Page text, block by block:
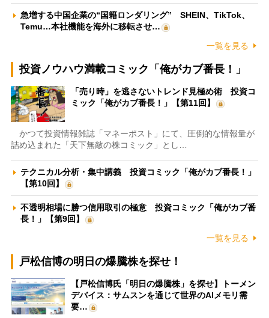
急増する中国企業の“国籍ロンダリング” SHEIN、TikTok、
Temu…本社機能を海外に移転させ…
一覧を見る
投資ノウハウ満載コミック「俺がカブ番長！」
「売り時」を逃さないトレンド見極め術 投資コ
ミック「俺がカブ番長！」【第11回】
かつて投資情報雑誌「マネーポスト」にて、圧倒的な情報量が
詰め込まれた「天下無敵の株コミック」とし…
テクニカル分析・集中講義 投資コミック「俺がカブ番長！」
【第10回】
不透明相場に勝つ信用取引の極意 投資コミック「俺がカブ番
長！」【第9回】
一覧を見る
戸松信博の明日の爆騰株を探せ！
【戸松信博氏「明日の爆騰株」を探せ】トーメン
デバイス：サムスンを通じて世界のAIメモリ需
要…